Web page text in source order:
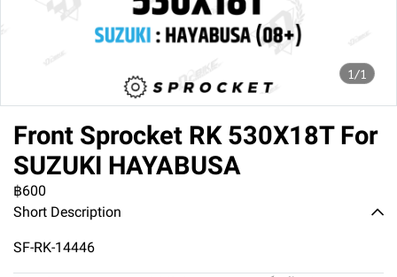
1/1
Front Sprocket RK 530X18T For
SUZUKI HAYABUSA
฿600
Short Description
SF-RK-14446